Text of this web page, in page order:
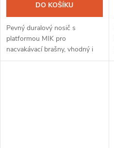
DO KOŠÍKU
Pevný duralový nosič s
platformou MIK pro
nacvakávací brašny, vhodný i
pro boostové rámy,